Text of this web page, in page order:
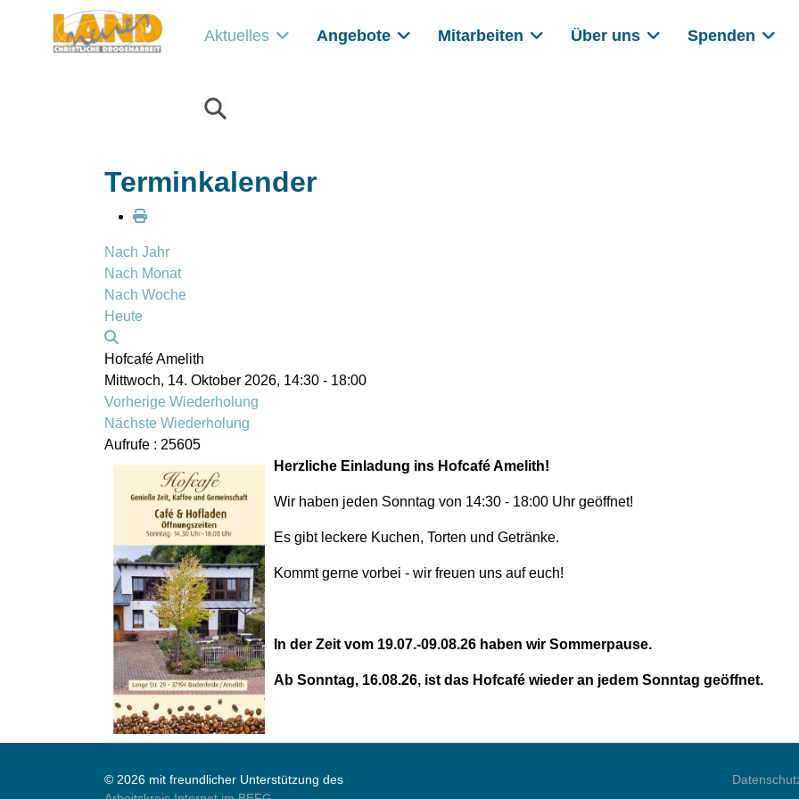
Aktuelles Angebote Mitarbeiten Über uns Spenden
Terminkalender
Nach Jahr
Nach Monat
Nach Woche
Heute
Hofcafé Amelith
Mittwoch, 14. Oktober 2026, 14:30 - 18:00
Vorherige Wiederholung
Nächste Wiederholung
Aufrufe : 25605
Herzliche Einladung ins Hofcafé Amelith!
Wir haben jeden Sonntag von 14:30 - 18:00 Uhr geöffnet!
Es gibt leckere Kuchen, Torten und Getränke.
Kommt gerne vorbei - wir freuen uns auf euch!
In der Zeit vom 19.07.-09.08.26 haben wir Sommerpause.
Ab Sonntag, 16.08.26, ist das Hofcafé wieder an jedem Sonntag geöffnet.
© 2026 mit freundlicher Unterstützung des